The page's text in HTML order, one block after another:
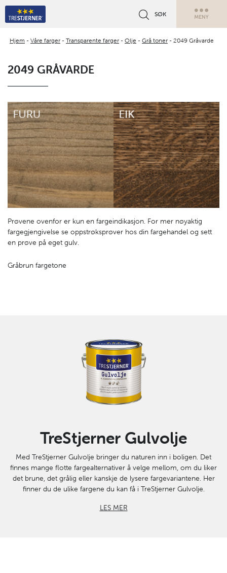
SØK
Hjem - Våre farger - Transparente farger - Olje - Grå toner - 2049 Gråvarde
2049 GRÅVARDE
Prøvene ovenfor er kun en fargeindikasjon. For mer nøyaktig
fargegjengivelse se oppstrøksprøver hos din fargehandel og sett
en prøve på eget gulv.
Gråbrun fargetone
TreStjerner Gulvolje
Med TreStjerner Gulvolje bringer du naturen inn i boligen. Det
finnes mange flotte fargealternativer å velge mellom, om du liker
det brune, det grålig eller kanskje de lysere fargevariantene. Her
finner du de ulike fargene du kan få i TreStjerner Gulvolje.
LES MER